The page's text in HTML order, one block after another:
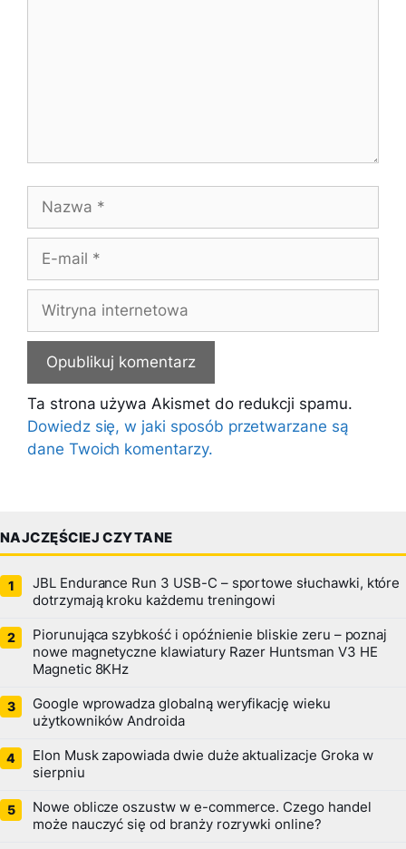
Nazwa
Witryna
internetowa
Ta strona używa Akismet do redukcji spamu.
Dowiedz się, w jaki sposób przetwarzane są
dane Twoich komentarzy.
NAJCZĘŚCIEJ CZYTANE
JBL Endurance Run 3 USB-C – sportowe słuchawki, które
dotrzymają kroku każdemu treningowi
Piorunująca szybkość i opóźnienie bliskie zeru – poznaj
nowe magnetyczne klawiatury Razer Huntsman V3 HE
Magnetic 8KHz
Google wprowadza globalną weryfikację wieku
użytkowników Androida
Elon Musk zapowiada dwie duże aktualizacje Groka w
sierpniu
Nowe oblicze oszustw w e-commerce. Czego handel
może nauczyć się od branży rozrywki online?